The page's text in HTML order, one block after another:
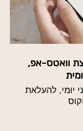
וואטס-אפ,
יומי, להעלאת